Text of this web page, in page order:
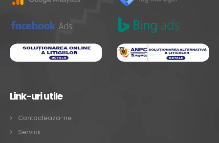
Link-uri utile
Contacteaza-ne
Servicii